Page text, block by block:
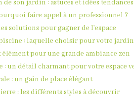
son jardin : astuces et idées tendances
faire appel à un professionnel ?
solutions pour gagner de l’espace
: laquelle choisir pour votre jardin
pour une grande ambiance zen
: un détail charmant pour votre espace
: un gain de place élégant
: les différents styles à découvrir